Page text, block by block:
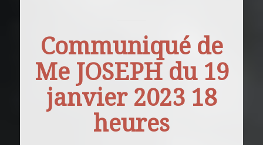
Communiqué de
Me JOSEPH du 19
janvier 2023 18
heures